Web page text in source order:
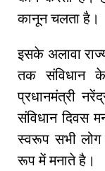
कानून चलता है।
इसके अलावा
तक संविधान
प्रधानमंत्री
संविधान दिवस
स्वरूप सभी लोग
रूप में मनाते है।